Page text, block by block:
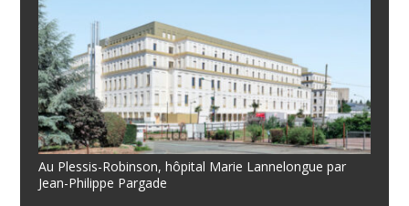
Au Plessis-Robinson, hôpital Marie Lannelongue par
Jean-Philippe Pargade